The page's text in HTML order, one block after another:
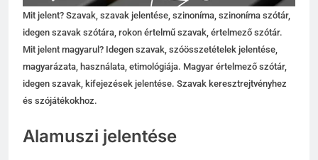
Mit jelent? Szavak, szavak jelentése, szinoníma, szinoníma szótár,
idegen szavak szótára, rokon értelmű szavak, értelmező szótár.
Mit jelent magyarul? Idegen szavak, szóösszetételek jelentése,
magyarázata, használata, etimológiája. Magyar értelmező szótár,
idegen szavak, kifejezések jelentése. Szavak keresztrejtvényhez
és szójátékokhoz.
Alamuszi jelentése